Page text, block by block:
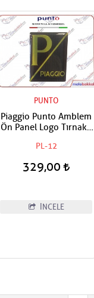
PUNTO
Piaggio Punto Amblem
Ön Panel Logo Tırnaklı
Tip Siyah-Sarı
PL-12
329,00
İNCELE